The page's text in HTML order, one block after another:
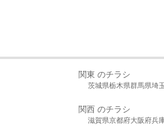
関東 のチラシ
茨城県栃木県群馬県埼
関西 のチラシ
滋賀県京都府大阪府兵